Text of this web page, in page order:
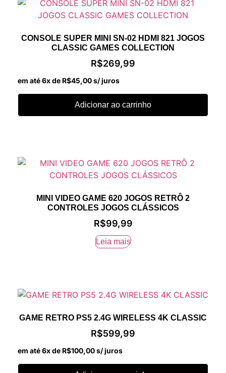
CONSOLE SUPER MINI SN-02 HDMI 821 JOGOS
CLASSIC GAMES COLLECTION
R$269,99
em até 6x de R$45,00s/ juros
Adicionar ao carrinho
MINI VIDEO GAME 620 JOGOS RETRÔ 2
CONTROLES JOGOS CLÁSSICOS
R$99,99
Leia mais
GAME RETRO PS5 2.4G WIRELESS 4K CLASSIC
R$599,99
em até 6x de R$100,00s/ juros